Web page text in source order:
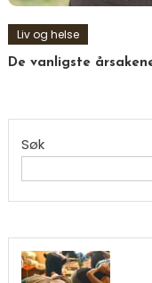
Liv og helse
De vanligste
Søk